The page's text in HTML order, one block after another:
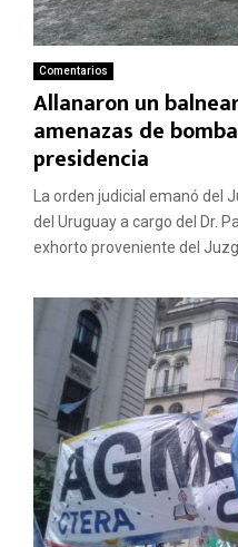
Comentarios
Allanaron un
amenazas de
presidencia
La orden judicial emanó del
del Uruguay a cargo del Dr.
exhorto proveniente del